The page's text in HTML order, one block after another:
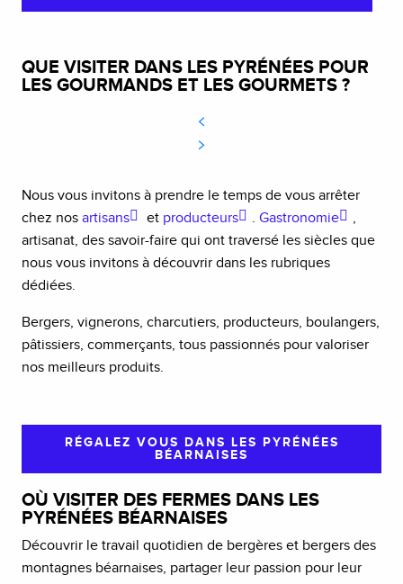
QUE VISITER DANS LES PYRÉNÉES POUR
LES GOURMANDS ET LES GOURMETS ?
Nous vous invitons à prendre le temps de vous arrêter
chez nos artisans et producteurs . Gastronomie
,
artisanat, des savoir-faire qui ont traversé les siècles que
nous vous invitons à découvrir dans les rubriques
dédiées.
Bergers, vignerons, charcutiers, producteurs, boulangers,
pâtissiers, commerçants, tous passionnés pour valoriser
nos meilleurs produits.
RÉGALEZ VOUS DANS LES PYRÉNÉES
BÉARNAISES
OÙ VISITER DES FERMES DANS LES
PYRÉNÉES BÉARNAISES
Découvrir le travail quotidien de bergères et bergers des
montagnes béarnaises, partager leur passion pour leur